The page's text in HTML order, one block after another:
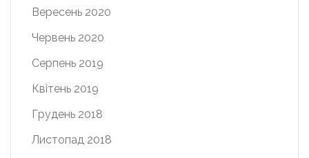
Вересень 2020
Червень 2020
Серпень 2019
Квітень 2019
Грудень 2018
Листопад 2018